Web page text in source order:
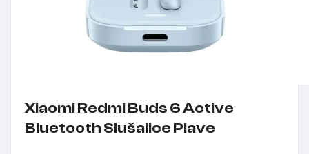
Xiaomi Redmi Buds 6 Active
Bluetooth Slušalice Plave